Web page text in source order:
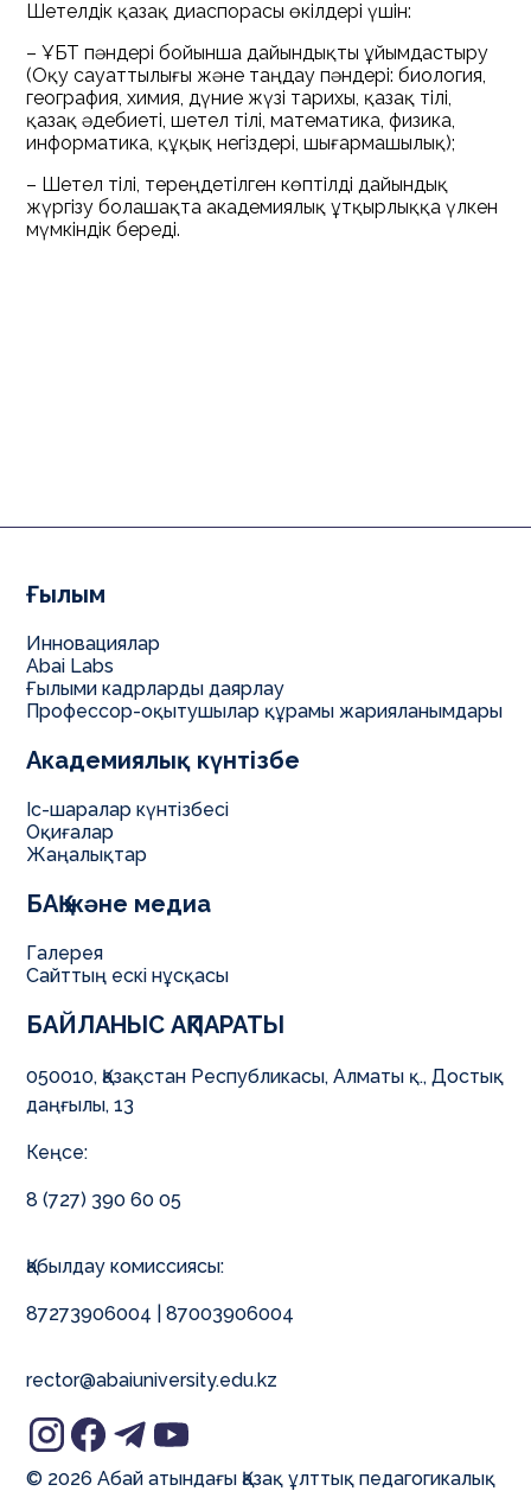
Шетелдік қазақ диаспорасы өкілдері үшін:
– ҰБТ пәндері бойынша дайындықты ұйымдастыру
(Оқу сауаттылығы және таңдау пәндері: биология,
география, химия, дүние жүзі тарихы, қазақ тілі,
қазақ әдебиеті, шетел тілі, математика, физика,
информатика, құқық негіздері, шығармашылық);
– Шетел тілі, тереңдетілген көптілді дайындық
жүргізу болашақта академиялық ұтқырлыққа үлкен
мүмкіндік береді.
БАЙЛАНЫС АҚПАРАТЫ
050010, Қазақстан Республикасы, Алматы қ., Достық
даңғылы, 13
Кеңсе:
8 (727) 390 60 05
Қабылдау комиссиясы:
87273906004 | 87003906004
rector@abaiuniversity.edu.kz
© 2026 Абай атындағы Қазақ ұлттық педагогикалық
Ғылым
Инновациялар
Abai Labs
Ғылыми кадрларды даярлау
Профессор-оқытушылар құрамы жарияланымдары
Академиялық күнтізбе
Іс-шаралар күнтізбесі
Оқиғалар
Жаңалықтар
БАҚ және медиа
Галерея
Сайттың ескі нұсқасы